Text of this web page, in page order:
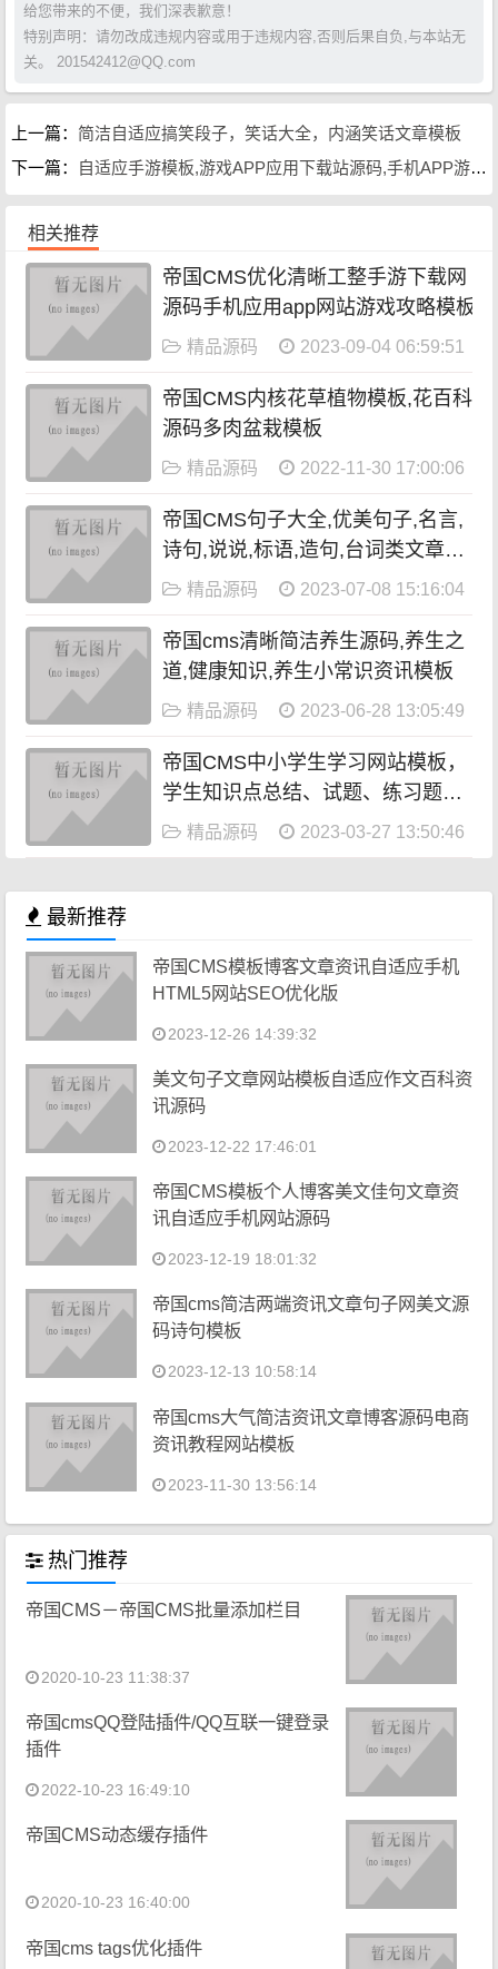
给您带来的不便，我们深表歉意！
特别声明：请勿改成违规内容或用于违规内容,否则后果自负,与本站无
关。 201542412@QQ.com
上一篇： 简洁自适应搞笑段子，笑话大全，内涵笑话文章模板
下一篇：
自适应手游模板,游戏APP应用下载站源码,手机APP游戏攻略应用
相关推荐
帝国CMS优化清晰工整手游下载网
源码手机应用app网站游戏攻略模板
精品源码 2023-09-04 06:59:51
帝国CMS内核花草植物模板,花百科
源码多肉盆栽模板
精品源码 2022-11-30 17:00:06
帝国CMS句子大全,优美句子,名言,
诗句,说说,标语,造句,台词类文章模
板 精品源码 2023-07-08 15:16:04
帝国cms清晰简洁养生源码,养生之
道,健康知识,养生小常识资讯模板
精品源码 2023-06-28 13:05:49
帝国CMS中小学生学习网站模板，
学生知识点总结、试题、练习题、
考试资讯、作文
精品源码 2023-03-27 13:50:46
最新推荐
帝国CMS模板博客文章资讯自适应手机
HTML5网站SEO优化版
2023-12-26 14:39:32
美文句子文章网站模板自适应作文百科资
讯源码
2023-12-22 17:46:01
帝国CMS模板个人博客美文佳句文章资
讯自适应手机网站源码
2023-12-19 18:01:32
帝国cms简洁两端资讯文章句子网美文源
码诗句模板
2023-12-13 10:58:14
帝国cms大气简洁资讯文章博客源码电商
资讯教程网站模板
2023-11-30 13:56:14
热门推荐
帝国CMS－帝国CMS批量添加栏目
2020-10-23 11:38:37
帝国cmsQQ登陆插件/QQ互联一键登录
插件
2022-10-23 16:49:10
帝国CMS动态缓存插件
2020-10-23 16:40:00
帝国cms tags优化插件